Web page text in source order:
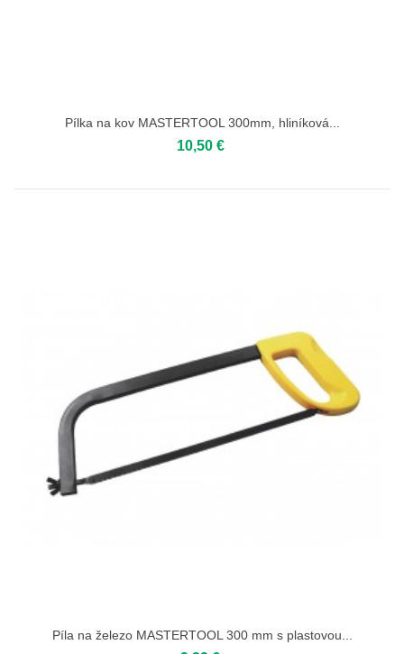
Pílka na kov MASTERTOOL 300mm, hliníková...
10,50 €
Píla na železo MASTERTOOL 300 mm s plastovou...